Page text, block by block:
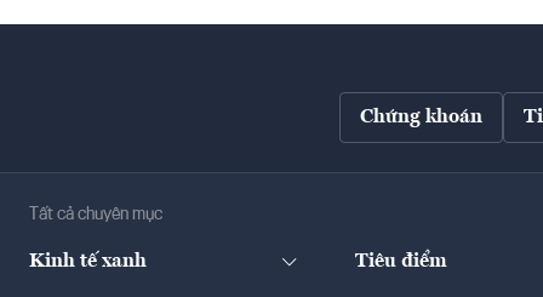
Chứng khoán
Tất cả chuyên mục
Kinh tế xanh Tiêu điểm